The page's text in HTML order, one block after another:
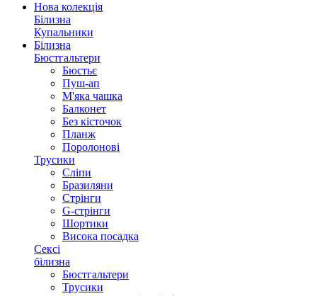
Нова колекція
Білизна
Купальники
Білизна
Бюстгальтери
Бюстьє
Пуш-ап
М'яка чашка
Балконет
Без кісточок
Планж
Поролонові
Трусики
Сліпи
Бразиляни
Стрінги
G-стрінги
Шортики
Висока посадка
Сексі
білизна
Бюстгальтери
Трусики